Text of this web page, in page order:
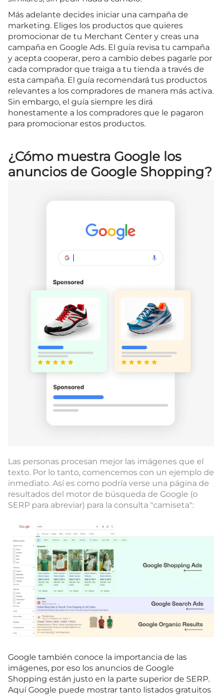
Más adelante decides iniciar una campaña de
marketing. Eliges los productos que quieres
promocionar de tu Merchant Center y creas una
campaña en Google Ads. El guía revisa tu campaña
y acepta cooperar, pero a cambio debes pagarle por
cada comprador que traiga a tu tienda a través de
esta campaña. El guía recomendará tus productos
relevantes a los compradores de manera más activa.
Sin embargo, el guía siempre les dirá
honestamente a los compradores que le pagaron
para promocionar estos productos.
¿Cómo muestra Google los
anuncios de Google Shopping?
Las personas procesan mejor las imágenes que el
texto. Por lo tanto, comencemos con un ejemplo de
inmediato. Así es como podría verse una página de
resultados del motor de búsqueda de Google (o
SERP para abreviar) para la consulta "camiseta":
Google también conoce la importancia de las
imágenes, por eso los anuncios de Google
Shopping están justo en la parte superior de SERP.
Aquí Google puede mostrar tanto listados gratuitos